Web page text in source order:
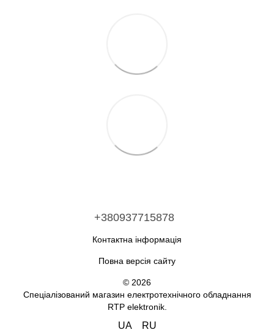
+380937715878
Контактна інформація
Повна версія сайту
© 2026
Спеціалізований магазин електротехнічного обладнання
RTP elektronik.
UA RU